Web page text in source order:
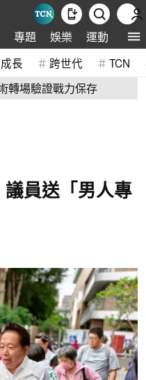
專題 娛樂 運動 全球
長 跨世代 TCN
轉場驗證戰力保存
員送「男人專